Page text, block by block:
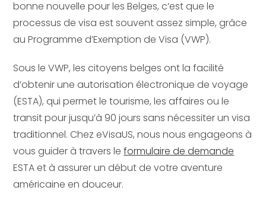
bonne nouvelle pour les Belges, c’est que le
processus de visa est souvent assez simple, grâce
au Programme d’Exemption de Visa (VWP).
Sous le VWP, les citoyens belges ont la facilité
d’obtenir une autorisation électronique de voyage
(ESTA), qui permet le tourisme, les affaires ou le
transit pour jusqu’à 90 jours sans nécessiter un visa
traditionnel. Chez eVisaUS, nous nous engageons à
vous guider à travers leformulaire de demande
ESTA et à assurer un début de votre aventure
américaine en douceur.